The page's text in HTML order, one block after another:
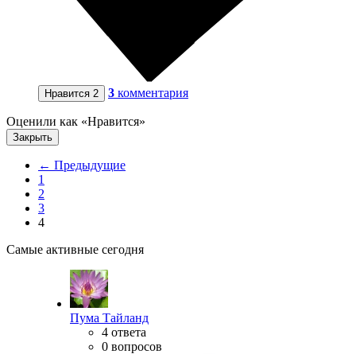
Нравится 2 3 комментария
Оценили как «Нравится»
Закрыть
← Предыдущие
1
2
3
4
Самые активные сегодня
Пума Тайланд
4 ответа
0 вопросов